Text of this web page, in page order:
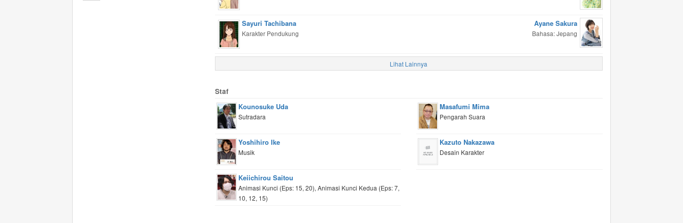
Sayuri Tachibana
Karakter Pendukung
Ayane Sakura
Bahasa: Jepang
Lihat Lainnya
Staf
Kounosuke Uda
Sutradara
Masafumi Mima
Pengarah Suara
Yoshihiro Ike
Musik
Kazuto Nakazawa
Desain Karakter
Keiichirou Saitou
Animasi Kunci (Eps: 15, 20), Animasi Kunci Kedua (Eps: 7,
10, 12, 15)